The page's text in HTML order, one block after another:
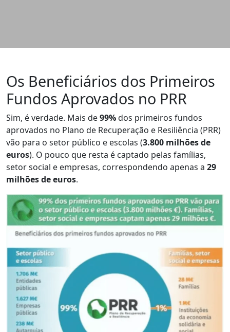
Os Beneficiários dos Primeiros
Fundos Aprovados no PRR
Sim, é verdade. Mais de99%dos primeiros fundos
aprovados no Plano de Recuperação e Resiliência (PRR)
vão para o setor público e escolas (3.800 milhões de
euros). O pouco que resta é captado pelas famílias,
setor social e empresas, correspondendo apenas a 29
milhões de euros.